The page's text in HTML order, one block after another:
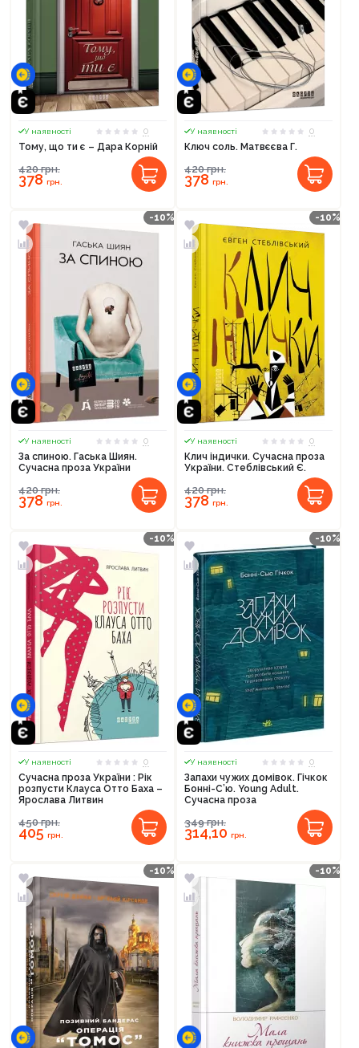
У наявності
0
Тому, що ти є – Дара Корній
420грн.
378грн.
У наявності
0
Ключ соль. Матвєєва Г.
420грн.
378грн.
-10%
У наявності
0
За спиною. Гаська Шиян.
Сучасна проза України
420грн.
378грн.
-10%
У наявності
0
Клич індички. Сучасна проза
України. Стеблівський Є.
420грн.
378грн.
-10%
У наявності
0
Сучасна проза України : Рік
розпусти Клауса Отто Баха –
Ярослава Литвин
450грн.
405грн.
-10%
У наявності
0
Запахи чужих домівок. Гічкок
Бонні-С’ю. Young Adult.
Сучасна проза
349грн.
314,10 грн.
-10% -10%